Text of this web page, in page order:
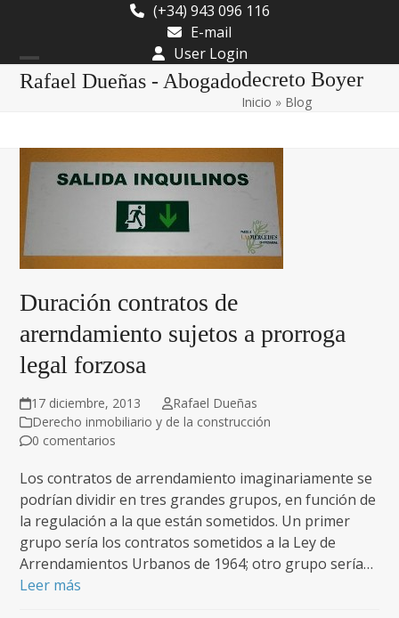
content
(+34) 943 096 116
E-mail
User Login
Rafael Dueñas - Abogado
Open
Close
decreto Boyer
Inicio » Blog
Duración contratos de
arerndamiento sujetos a prorroga
legal forzosa
17 diciembre, 2013
Rafael Dueñas
Derecho inmobiliario y de la construcción
0 comentarios
Los contratos de arrendamiento imaginariamente se
podrían dividir en tres grandes grupos, en función de
la regulación a la que están sometidos. Un primer
grupo sería los contratos sometidos a la Ley de
Arrendamientos Urbanos de 1964; otro grupo sería…
Leer más